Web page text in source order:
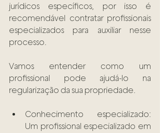
jurídicos específicos, por isso é
recomendável contratar profissionais
especializados para auxiliar nesse
processo.
Vamos entender como um
profissional pode ajudá-lo na
regularização da sua propriedade.
Conhecimento especializado:
Um profissional especializado em